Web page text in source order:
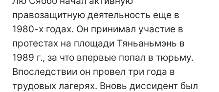
правозащитную деятельность еще в
1980-х годах. Он принимал участие в
протестах на площади Тяньаньмэнь в
1989 г., за что впервые попал в тюрьму.
Впоследствии он провел три года в
трудовых лагерях. Вновь диссидент был